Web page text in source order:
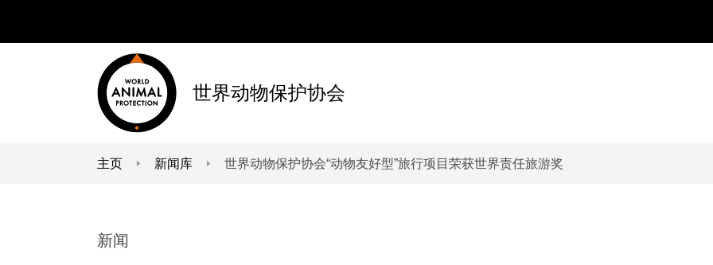
世界动物保护协会
You are here:
主页 新闻库 世界动物保护协会“动物友好型”旅行项目荣获世界责任旅游奖
新闻